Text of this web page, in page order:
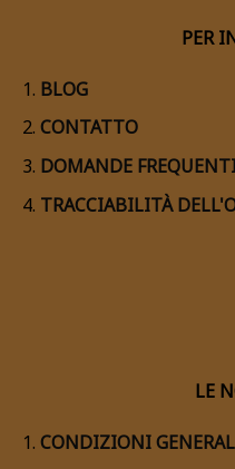
PER
BLOG
CONTATTO
DOMANDE
TRACCIABILITÀ
LE NOSTRE
CONDIZIONI